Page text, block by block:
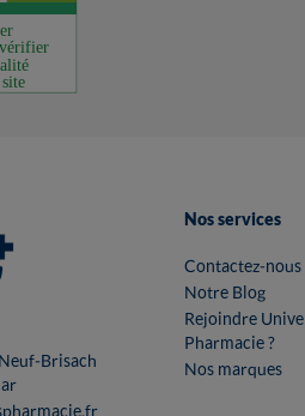
Brisach
Nos services
Contactez-nous
Notre Blog
Rejoindre
Pharmacie ?
Nos marques